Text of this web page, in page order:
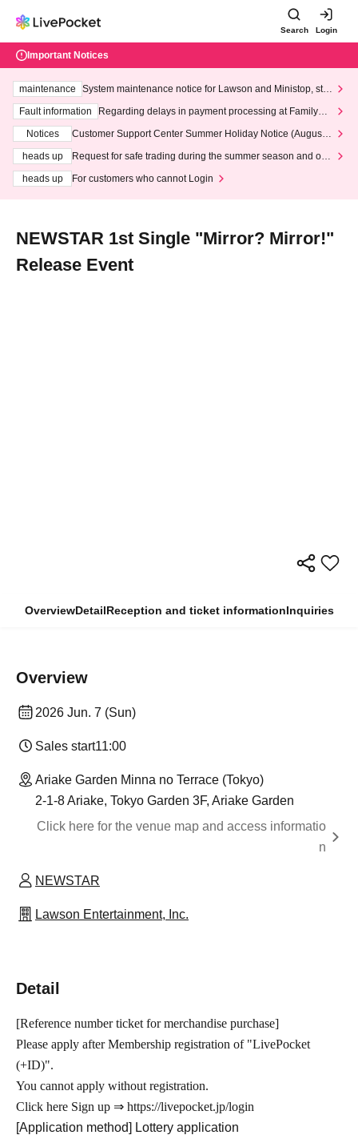
Search Login
Important Notices
maintenance
System maintenance notice for Lawson and Ministop, star
ting at 3:00 AM on Wednesday (Wed)
Fault information
Regarding delays in payment processing at FamilyMa
Notices
Customer Support Center Summer Holiday Notice (August 1
heads up
Request for safe trading during the summer season and our
heads up
For customers who cannot Login
NEWSTAR 1st Single "Mirror? Mirror!"
Release Event
OverviewDetailReception and ticket informationInquiries
Overview
2026 Jun. 7 (Sun)
Sales start11:00
Ariake Garden Minna no Terrace (Tokyo)
2-1-8 Ariake, Tokyo Garden 3F, Ariake Garden
Click here for the venue map and access informatio
n
NEWSTAR
Lawson Entertainment, Inc.
Detail
[Reference number ticket for merchandise purchase]
Please apply after Membership registration of "LivePocket
(+ID)".
You cannot apply without registration.
Click here Sign up ⇒ https://livepocket.jp/login
[Application method] Lottery application